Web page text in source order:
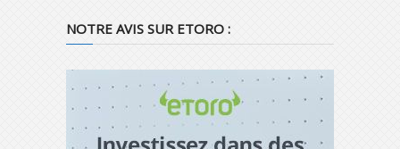
NOTRE AVIS SUR ETORO :